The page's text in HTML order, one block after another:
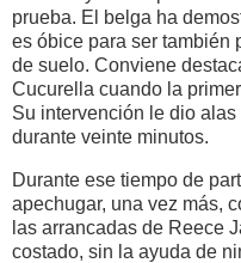
prueba. El belga ha
es óbice para ser también
de suelo. Conviene
Cucurella cuando la
Su intervención le dio
durante veinte minutos.
Durante ese tiempo de
apechugar, una vez más,
las arrancadas de Reece
costado, sin la ayuda de